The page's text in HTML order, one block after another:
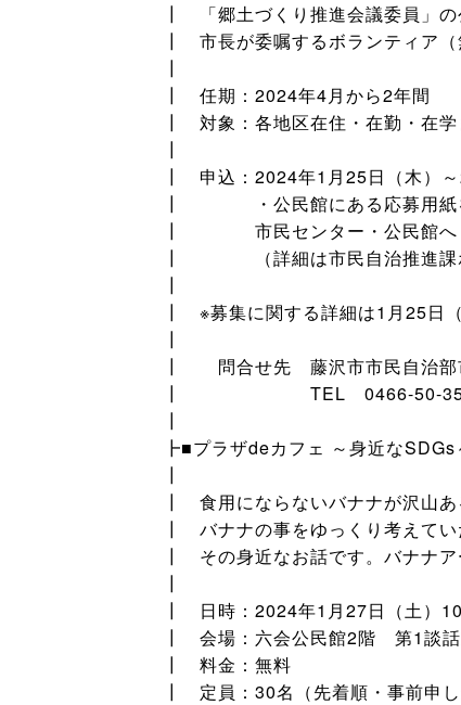
┃ 「郷土づくり推進会議委員」の
┃ 市長が委嘱するボランティア（
┃
┃ 任期：2024年4月から2年間
┃ 対象：各地区在住・在勤・在学
┃
┃ 申込：2024年1月25日（木）
┃ ・公民館にある応募用紙を
┃ 市民センター・公民館へ
┃ （詳細は市民自治推進課ホ
┃
┃ ※募集に関する詳細は1月25日（
┃
┃ 問合せ先 藤沢市市民自治部
┃ TEL 0466-50-3516
┃
┣■プラザdeカフェ ～身近な
┃
┃ 食用にならないバナナが沢山あ
┃ バナナの事をゆっくり考えてい
┃ その身近なお話です。バナナア
┃
┃ 日時：2024年1月27日（土）
┃ 会場：六会公民館2階 第1談
┃ 料金：無料
┃ 定員：30名（先着順・事前申し